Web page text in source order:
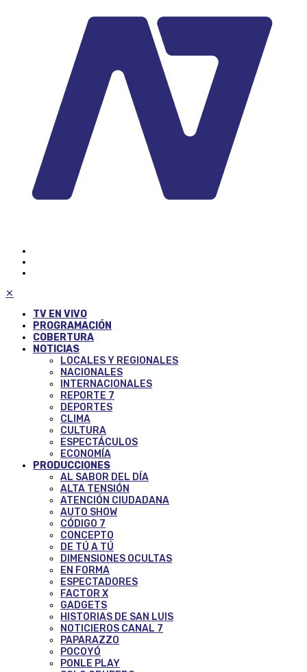
✕
TV EN VIVO
PROGRAMACIÓN
COBERTURA
NOTICIAS
LOCALES Y REGIONALES
NACIONALES
INTERNACIONALES
REPORTE 7
DEPORTES
CLIMA
CULTURA
ESPECTÁCULOS
ECONOMÍA
PRODUCCIONES
AL SABOR DEL DÍA
ALTA TENSIÓN
ATENCIÓN CIUDADANA
AUTO SHOW
CÓDIGO 7
CONCEPTO
DE TÚ A TÚ
DIMENSIONES OCULTAS
EN FORMA
ESPECTADORES
FACTOR X
GADGETS
HISTORIAS DE SAN LUIS
NOTICIEROS CANAL 7
PAPARAZZO
POCOYÓ
PONLE PLAY